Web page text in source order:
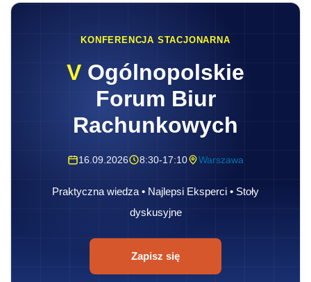
KONFERENCJA STACJONARNA
V Ogólnopolskie
Forum Biur
Rachunkowych
16.09.2026 8:30-17:10 Warszawa
Praktyczna wiedza • Najlepsi Eksperci • Stoły
dyskusyjne
Zapisz się